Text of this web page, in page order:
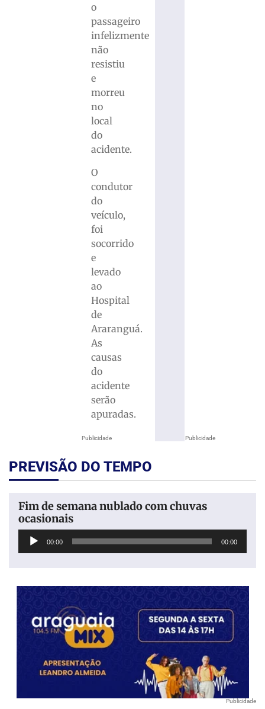
Publicidade
o
passageiro
infelizmente
não
resistiu
e
morreu
no
local
do
acidente.
O
condutor
do
veículo,
foi
socorrido
e
levado
ao
Hospital
de
Araranguá.
As
causas
do
acidente
serão
apuradas.
Publicidade
PREVISÃO DO TEMPO
Fim de semana nublado com chuvas
ocasionais
Tocador
00:00 00:00
Publicidade